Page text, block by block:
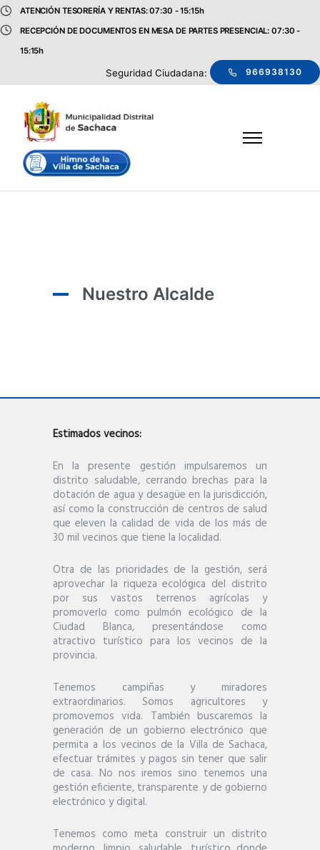
ATENCIÓN TESORERÍA Y RENTAS: 07:30 - 15:15h
RECEPCIÓN DE DOCUMENTOS EN MESA DE PARTES PRESENCIAL: 07:30 -
15:15h
Seguridad Ciudadana: 966938130
Nuestro Alcalde
Estimados vecinos:
En la presente gestión impulsaremos un
distrito saludable, cerrando brechas para la
dotación de agua y desagüe en la jurisdicción,
así como la construcción de centros de salud
que eleven la calidad de vida de los más de
30 mil vecinos que tiene la localidad.
Otra de las prioridades de la gestión, será
aprovechar la riqueza ecológica del distrito
por sus vastos terrenos agrícolas y
promoverlo como pulmón ecológico de la
Ciudad Blanca, presentándose como
atractivo turístico para los vecinos de la
provincia.
Tenemos campiñas y miradores
extraordinarios. Somos agricultores y
promovemos vida. También buscaremos la
generación de un gobierno electrónico que
permita a los vecinos de la Villa de Sachaca,
efectuar trámites y pagos sin tener que salir
de casa. No nos iremos sino tenemos una
gestión eficiente, transparente y de gobierno
electrónico y digital.
Tenemos como meta construir un distrito